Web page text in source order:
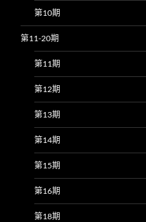
第10期
第11-20期
第11期
第12期
第13期
第14期
第15期
第16期
第18期